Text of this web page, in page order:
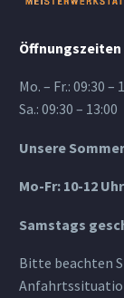
Öffnungszeiten
Mo. – Fr.: 09:30 –
Sa.: 09:30 – 13:00
Unsere
Mo-Fr: 10-12
Samstags
Bitte beachten